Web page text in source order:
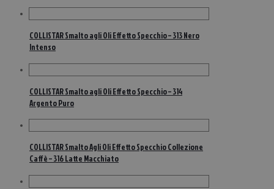
COLLISTAR Smalto agli Oli Effetto Specchio – 313 Nero
Intenso
COLLISTAR Smalto agli Oli Effetto Specchio – 314
Argento Puro
COLLISTAR Smalto Agli Oli Effetto Specchio Collezione
Caffè – 316 Latte Macchiato